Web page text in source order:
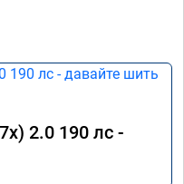
2.0 190 лс -